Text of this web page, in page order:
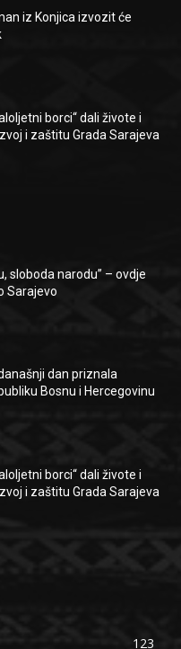
iz Konjica izvozit će
borci“ dali živote i
i zaštitu Grada Sarajeva
sloboda narodu” – ovdje
Sarajevo
dan priznala
Bosnu i Hercegovinu
borci“ dali živote i
i zaštitu Grada Sarajeva
123